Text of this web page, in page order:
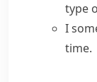
type
I
time.